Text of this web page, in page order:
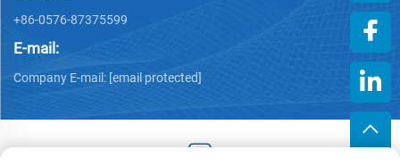
+86-0576-87375599
E-mail:
Company E-mail: [email protected]